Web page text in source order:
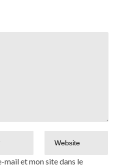
mail et mon site dans le